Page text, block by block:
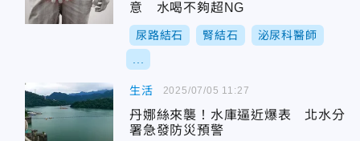
意 水喝不夠超NG
尿路結石 腎結石 泌尿科醫師
生活
丹娜絲來襲！水庫逼近爆表 北水分
署急發防災預警
2025/07/05 11:27